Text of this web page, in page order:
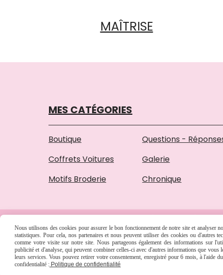
MAÎTRISE
MES CATÉGORIES
Boutique
Coffrets Voitures
Motifs Broderie
Questions -
Galerie
Chronique
Nous utilisons des cookies pour assurer le bon fonctionnement de notre site et analyser
statistiques. Pour cela, nos partenaires et nous peuvent utiliser des cookies ou d'autres
comme votre visite sur notre site. Nous partageons également des informations sur
publicité et d'analyse, qui peuvent combiner celles-ci avec d'autres informations que
leurs services. Vous pouvez retirer votre consentement, enregistré pour 6 mois, à l'aide
confidentialité : Politique de confidentialité